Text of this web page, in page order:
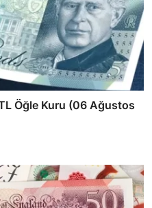
Öğle Kuru (06 Ağustos